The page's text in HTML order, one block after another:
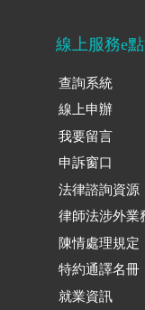
線上服務e
查詢系統
線上申辦
我要留言
申訴窗口
法律諮詢資源
律師法涉外業
陳情處理規定
特約通譯名冊
就業資訊